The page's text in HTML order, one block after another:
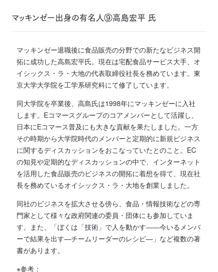
マッキンゼー出身の有名人⑨高島宏平 氏
マッキンゼー退職後に食品販売の分野での新たなビジネス開
拓に成功した高島宏平氏。現在は宅配食品サービス大手、オ
イシックス・ラ・大地の代表取締役社長を務めています。東
京大学大学院を工学系研究科にて修了しています。
同大学院を卒業後、高島氏は1998年にマッキンゼーに入社
します。Eコマースグループのコアメンバーとして活躍し、
日本にEコマース普及にも大きな貢献を果たしました。一方
その時期から大学院時代のメンバーと定期的に新規ビジネス
に関するディスカッションをおこなっていたとのこと。EC
の知見や定期的なディスカッションの中で、インターネット
を活用した食品販売のビジネスの開拓に着想を得て、現在社
長を務めているオイシックス・ラ・大地を創業しました。
同社のビジネスを拡大させる傍ら、食品・情報技術などの専
門家として様々な政府関連の委員・団体にも参加していま
す。また、「ぼくは「技術」で人を動かす――今いるメンバ
ーで結果を出す—チームリーダーのレシピ—」など複数の著
書があります。
※参考：